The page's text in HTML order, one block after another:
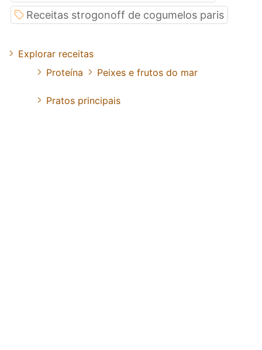
Receitas strogonoff de cogumelos paris
Explorar receitas
Proteína
Peixes e frutos do mar
Pratos principais